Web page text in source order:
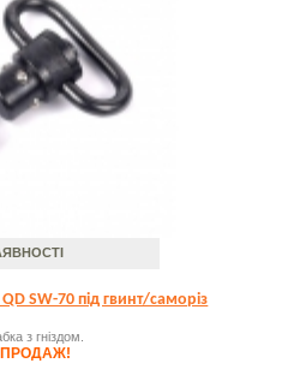
SW-70 під гвинт/саморіз
з гніздом.